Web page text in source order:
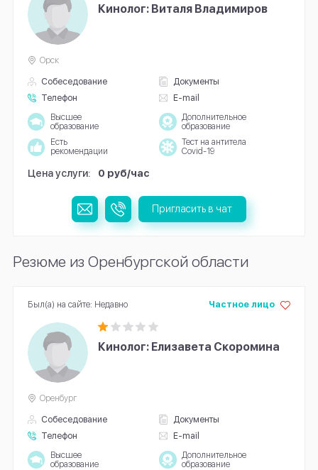
Кинолог: Виталя Владимиров
Собеседование
Документы
Телефон
E-mail
Орск
Высшее
образование
Дополнительное
образование
Есть
рекомендации
Тест на антитела
Covid-19
Цена услуги: 0 руб/час
Пригласить в чат
Резюме из Оренбургской области
Кинолог: Елизавета Скоромина
Собеседование
Документы
Телефон
E-mail
Частное лицо
Оренбург
Высшее
образование
Дополнительное
образование
Был(а) на сайте: Недавно